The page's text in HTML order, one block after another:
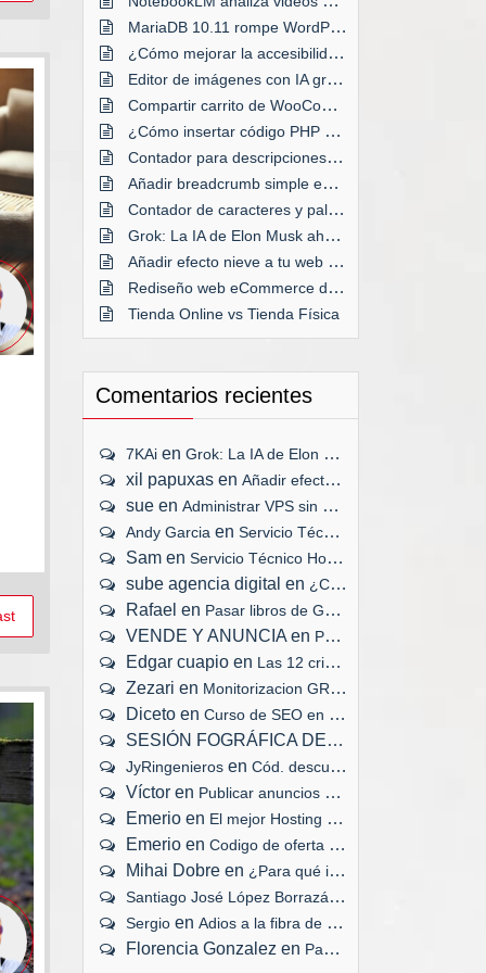
MariaDB 10.11 rompe WordPress en Plesk
¿Cómo mejorar la accesibilidad de tu web?
Editor de imágenes con IA gratis
Compartir carrito de WooCommerce
¿Cómo insertar código PHP en WordPress?
Contador para descripciones de taxonomías
Añadir breadcrumb simple en WordPress
Contador de caracteres y palabras en WordPress
Grok: La IA de Elon Musk ahora GRATIS
Añadir efecto nieve a tu web por Navidad
Rediseño web eCommerce desde cero
Tienda Online vs Tienda Física
Comentarios recientes
7KAi en Grok: La IA de Elon Musk ahora GRATIS
xil papuxas en Añadir efecto nieve a tu web por Navidad
sue en Administrar VPS sin panel de control
Andy Garcia en Servicio Técnico Hosting 24x7x365
Sam en Servicio Técnico Hosting 24x7x365
sube agencia digital en ¿Cuánto tiempo tarda en cargar tu web?
Rafael en Pasar libros de Google Play a eBook
VENDE Y ANUNCIA en Publicar anuncios gratis en Internet
Edgar cuapio en Las 12 criptomonedas mejor valoradas
Zezari en Monitorizacion GRATIS de servidores web
Diceto en Curso de SEO en tu ciudad
SESIÓN FOGRÁFICA DEL RECIÉN NACIDO
JyRingenieros en Cód. descuento, congreso #ActitudSocial
Víctor en Publicar anuncios gratis en Internet
Emerio en El mejor Hosting VPS en España
Emerio en Codigo de oferta Cubenode Hosting
Mihai Dobre en ¿Para qué instalar un certificado SSL?
Santiago José López Borrazás en
Sergio en Adios a la fibra de Movistar
Florencia Gonzalez en Pasar libros de Google Play a eBook